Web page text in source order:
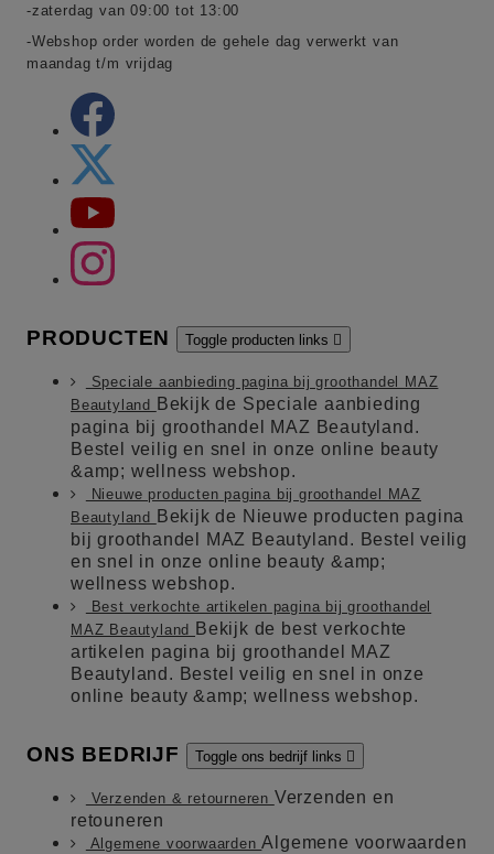
-zaterdag van 09:00 tot 13:00
-Webshop order worden de gehele dag verwerkt van
maandag t/m vrijdag
PRODUCTEN Toggle producten links 
Speciale aanbieding pagina bij groothandel MAZ
Beautyland
Bekijk de Speciale aanbieding
pagina bij groothandel MAZ Beautyland.
Bestel veilig en snel in onze online beauty
&amp; wellness webshop.
Nieuwe producten pagina bij groothandel MAZ
Beautyland
Bekijk de Nieuwe producten pagina
bij groothandel MAZ Beautyland. Bestel veilig
en snel in onze online beauty &amp;
wellness webshop.
Best verkochte artikelen pagina bij groothandel
MAZ Beautyland
Bekijk de best verkochte
artikelen pagina bij groothandel MAZ
Beautyland. Bestel veilig en snel in onze
online beauty &amp; wellness webshop.
ONS BEDRIJF Toggle ons bedrijf links 
Verzenden & retourneren Verzenden en
retouneren
Algemene voorwaardenAlgemene voorwaarden